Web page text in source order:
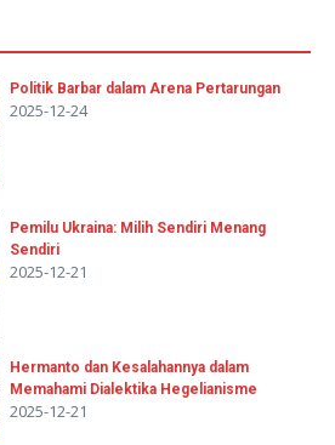
Politik Barbar dalam Arena Pertarungan
2025-12-24
Pemilu Ukraina: Milih Sendiri Menang
Sendiri
2025-12-21
Hermanto dan Kesalahannya dalam
Memahami Dialektika Hegelianisme
2025-12-21